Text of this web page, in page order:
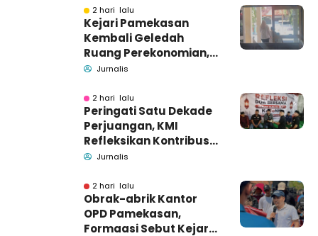
2 hari lalu
Kejari Pamekasan
Kembali Geledah
Ruang Perekonomian,
Pidsus: Tunggu Saja!
Jurnalis
2 hari lalu
Peringati Satu Dekade
Perjuangan, KMI
Refleksikan Kontribusi
untuk Masyarakat
Jurnalis
2 hari lalu
Obrak-abrik Kantor
OPD Pamekasan,
Formaasi Sebut Kejari